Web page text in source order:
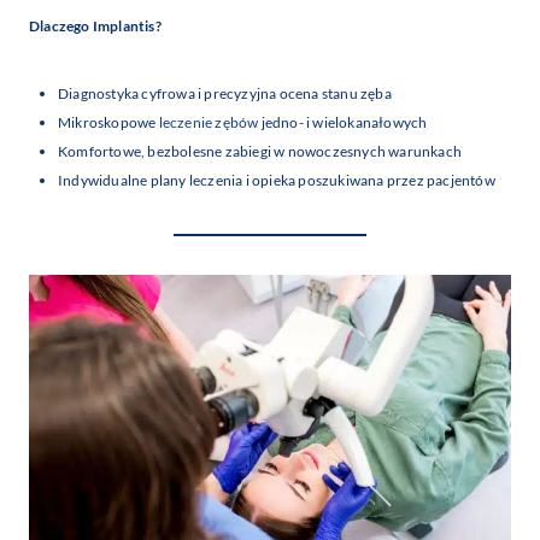
Dlaczego Implantis?
Diagnostyka cyfrowa i precyzyjna ocena stanu zęba
Mikroskopowe leczenie zębów jedno- i wielokanałowych
Komfortowe, bezbolesne zabiegi w nowoczesnych warunkach
Indywidualne plany leczenia i opieka poszukiwana przez pacjentów